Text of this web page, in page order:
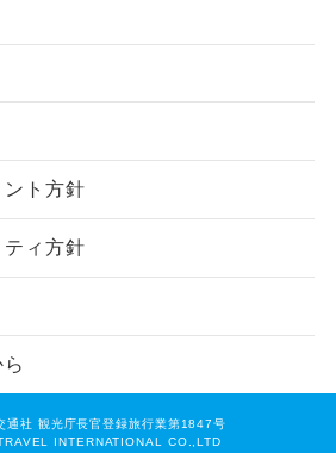
ント方針
ティ方針
通社 観光庁長官登録旅行業第1847号
INTERNATIONAL CO.,LTD